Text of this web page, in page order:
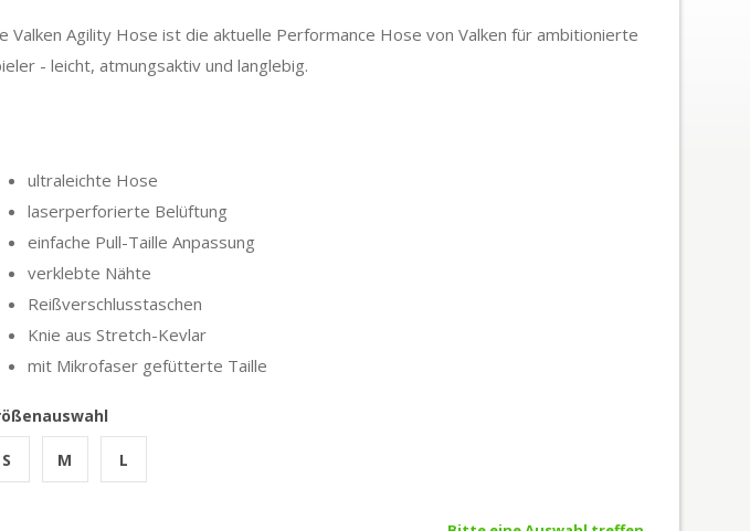
Valken Agility Hose ist die aktuelle Performance Hose von Valken für ambitionierte
- leicht, atmungsaktiv und langlebig.
ultraleichte Hose
laserperforierte Belüftung
einfache Pull-Taille Anpassung
verklebte Nähte
Reißverschlusstaschen
Knie aus Stretch-Kevlar
mit Mikrofaser gefütterte Taille
S M L